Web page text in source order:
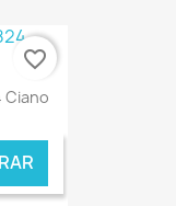
ONLINE
Ciano
favorite_border